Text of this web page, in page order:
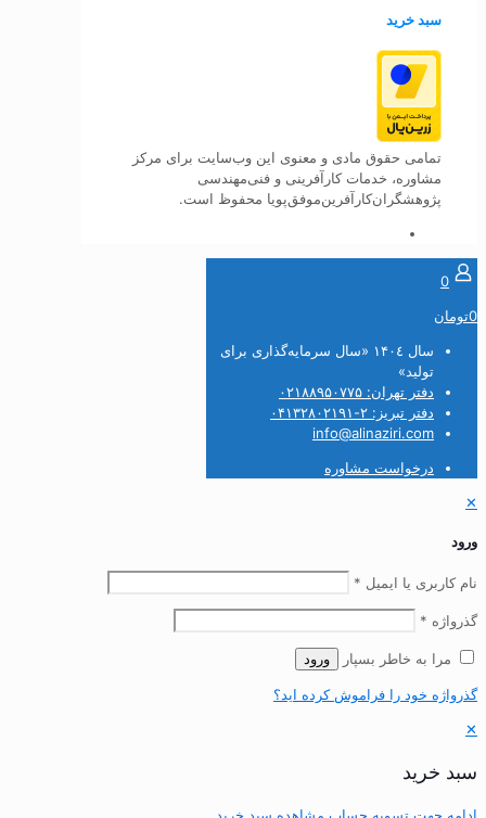
سبد خرید
تمامی حقوق مادی و معنوی این وب‌سایت برای مرکز
مشاوره، خدمات کارآفرینی و فنی‌مهندسی
پژوهشگران‌کارآفرین‌موفق‌پویا محفوظ است.
0
0تومان
سال ۱۴۰٤ «سال سرمایه‌گذاری برای
تولید»
دفتر تهران: ۰۲۱۸۸۹۵۰۷۷۵
دفتر تبریز: ۲-۰۴۱۳۲۸۰۲۱۹۱
info@alinaziri.com
درخواست مشاوره
✕
ورود
نام کاربری یا ایمیل *
گذرواژه *
مرا به خاطر بسپار ورود
گذرواژه خود را فراموش کرده اید؟
✕
سبد خرید